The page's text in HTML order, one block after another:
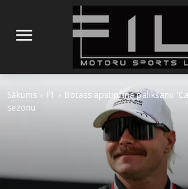
Sākums F1
Botass apstiprina palikšanu
sezonu